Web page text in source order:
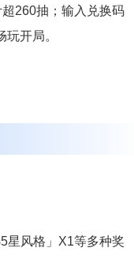
260抽；输入兑换码
开局。
星风格」X1等多种奖